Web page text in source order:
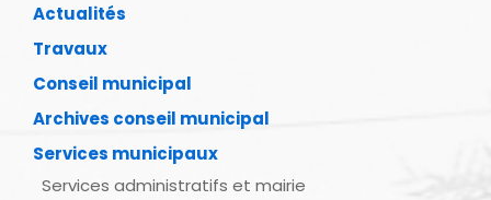
Actualités
Travaux
Conseil municipal
Archives conseil municipal
Services municipaux
Services administratifs et mairie